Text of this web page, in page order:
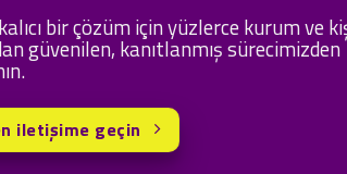
kalıcı bir çözüm için yüzlerce kurum ve
güvenilen, kanıtlanmış sürecimizden
iletişime geçin